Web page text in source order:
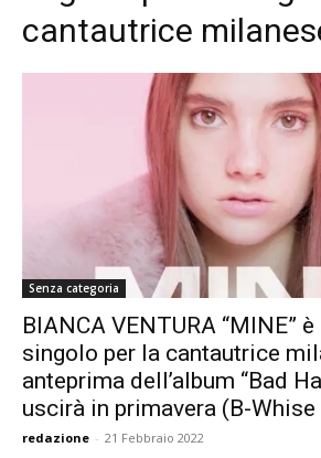
cantautrice
Senza categoria
BIANCA VENTURA “MINE”
singolo per la cantautrice
anteprima dell’album “Bad
uscirà in primavera (B-Whise
redazione - 21 Febbraio 2022